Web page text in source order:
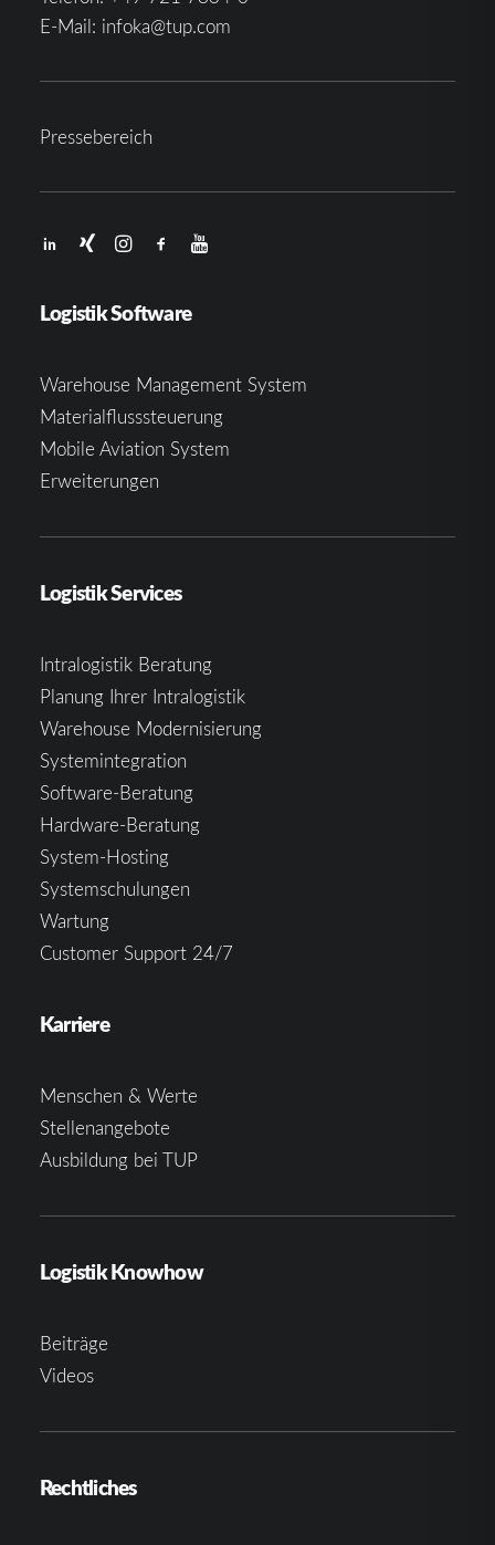
E-Mail: infoka@tup.com
Pressebereich
Logistik Software
Warehouse Management System
Materialflusssteuerung
Mobile Aviation System
Erweiterungen
Logistik Services
Intralogistik Beratung
Planung Ihrer Intralogistik
Warehouse Modernisierung
Systemintegration
Software-Beratung
Hardware-Beratung
System-Hosting
Systemschulungen
Wartung
Customer Support 24/7
Karriere
Menschen & Werte
Stellenangebote
Ausbildung bei TUP
Logistik Knowhow
Beiträge
Videos
Rechtliches